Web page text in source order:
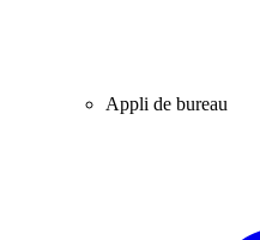
Appli de bureau